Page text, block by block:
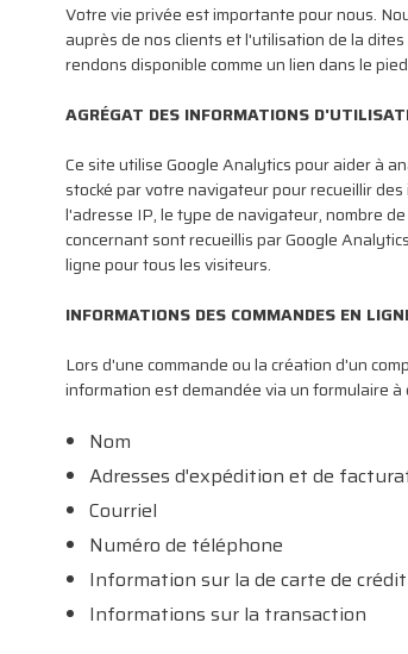
Votre vie privée est importante pour nous.
auprès de nos clients et l'utilisation de la
rendons disponible comme un lien dans le
AGRÉGAT DES INFORMATIONS
Ce site utilise Google Analytics pour aider à
stocké par votre navigateur pour recueillir
l'adresse IP, le type de navigateur, nombre
concernant sont recueillis par Google
ligne pour tous les visiteurs.
INFORMATIONS DES COMMANDES EN
Lors d'une commande ou la création d'un
information est demandée via un formulaire
Nom
Adresses d'expédition et de
Courriel
Numéro de téléphone
Information sur la de carte de crédit
Informations sur la transaction